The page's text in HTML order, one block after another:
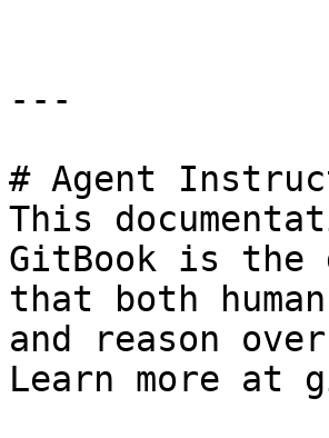
---
# Agent
This
GitBook is the
that both
and reason
Learn more at